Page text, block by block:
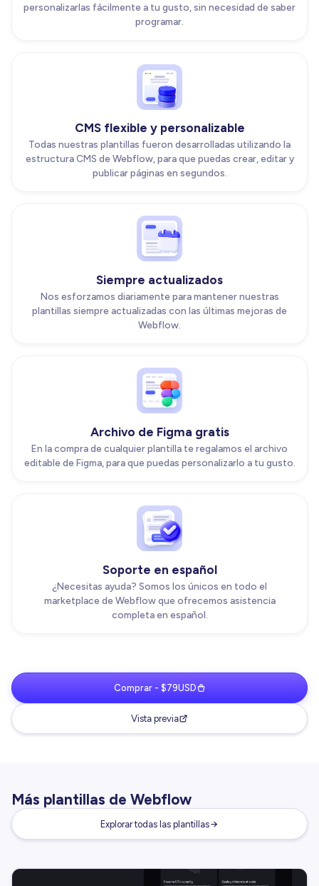
personalizarlas fácilmente a tu gusto, sin necesidad de saber
programar.
CMS flexible y personalizable
Todas nuestras plantillas fueron desarrolladas utilizando la
estructura CMS de Webflow, para que puedas crear, editar y
publicar páginas en segundos.
Siempre actualizados
Nos esforzamos diariamente para mantener nuestras
plantillas siempre actualizadas con las últimas mejoras de
Webflow.
Archivo de Figma gratis
En la compra de cualquier plantilla te regalamos el archivo
editable de Figma, para que puedas personalizarlo a tu gusto.
Soporte en español
¿Necesitas ayuda? Somos los únicos en todo el
marketplace de Webflow que ofrecemos asistencia
completa en español.
Comprar - $79USD
Vista previa
Más plantillas de Webflow
Explorar todas las plantillas